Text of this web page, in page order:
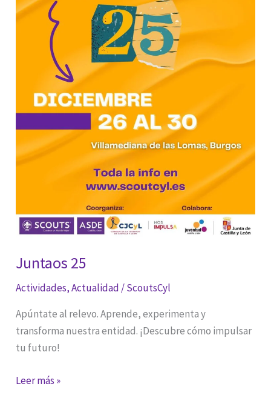
Juntaos 25
Actividades,Actualidad /ScoutsCyl
Apúntate al relevo. Aprende, experimenta y
transforma nuestra entidad. ¡Descubre cómo impulsar
tu futuro!
Juntaos
Leer más »